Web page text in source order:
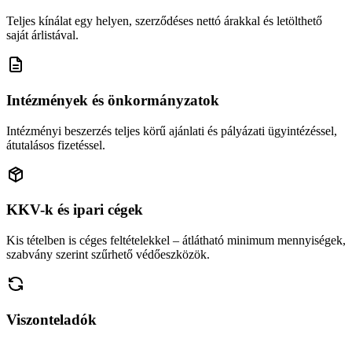
Teljes kínálat egy helyen, szerződéses nettó árakkal és letölthető
saját árlistával.
Intézmények és önkormányzatok
Intézményi beszerzés teljes körű ajánlati és pályázati ügyintézéssel,
átutalásos fizetéssel.
KKV-k és ipari cégek
Kis tételben is céges feltételekkel – átlátható minimum mennyiségek,
szabvány szerint szűrhető védőeszközök.
Viszonteladók